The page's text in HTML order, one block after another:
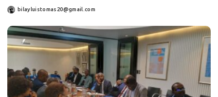
bilayluistomas20@gmail.com